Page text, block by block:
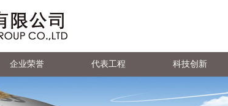
企业荣誉 代表工程 科技创新